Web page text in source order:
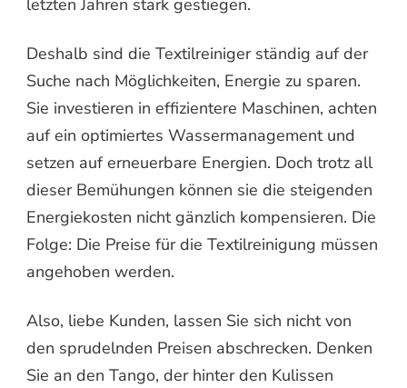
letzten Jahren stark gestiegen.
Deshalb sind die Textilreiniger ständig auf der
Suche nach Möglichkeiten, Energie zu sparen.
Sie investieren in effizientere Maschinen, achten
auf ein optimiertes Wassermanagement und
setzen auf erneuerbare Energien. Doch trotz all
dieser Bemühungen können sie die steigenden
Energiekosten nicht gänzlich kompensieren. Die
Folge: Die Preise für die Textilreinigung müssen
angehoben werden.
Also, liebe Kunden, lassen Sie sich nicht von
den sprudelnden Preisen abschrecken. Denken
Sie an den Tango, der hinter den Kulissen